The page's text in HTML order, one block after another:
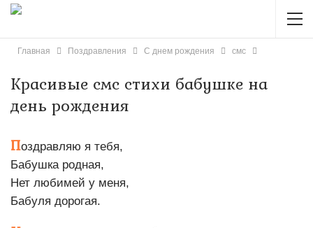
Главная Поздравления С днем рождения смс
Красивые смс стихи бабушке на
день рождения
Поздравляю я тебя,
Бабушка родная,
Нет любимей у меня,
Бабуля дорогая.